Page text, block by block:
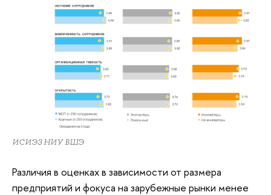
ИСИЭЗ НИУ ВШЭ
Различия в оценках в зависимости от размера
предприятий и фокуса на зарубежные рынки менее